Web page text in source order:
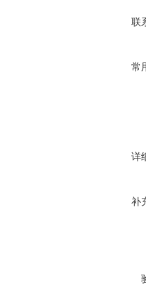
联
常
详
补